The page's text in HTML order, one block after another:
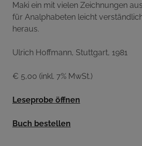
Maki ein mit vielen Zeichnungen
für Analphabeten leicht
heraus.
Ulrich Hoffmann, Stuttgart, 1981
€ 5,00 (inkl. 7% MwSt.)
Leseprobe öffnen
Buch bestellen